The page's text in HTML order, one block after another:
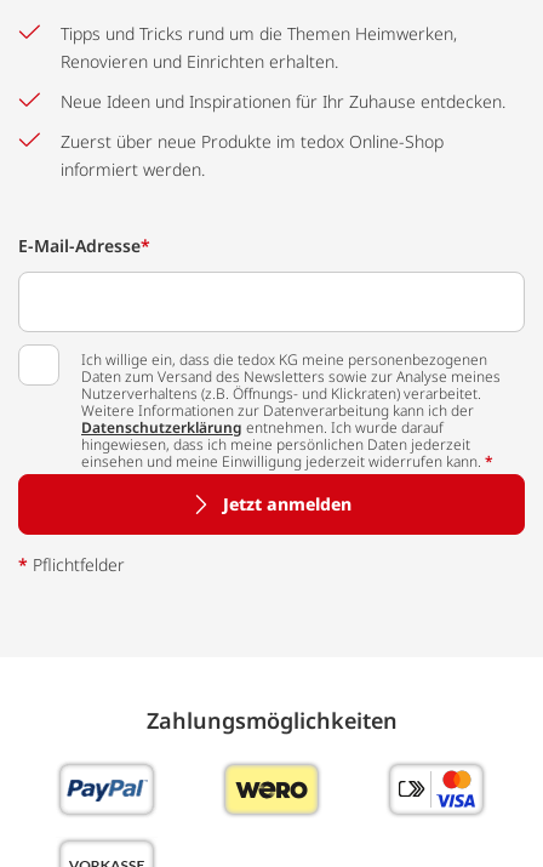
Tipps und Tricks rund um die Themen Heimwerken,
Renovieren und Einrichten erhalten.
Neue Ideen und Inspirationen für Ihr Zuhause entdecken.
Zuerst über neue Produkte im tedox Online-Shop
informiert werden.
E-Mail-Adresse*
Ich willige ein, dass die tedox KG meine personenbezogenen
Daten zum Versand des Newsletters sowie zur Analyse meines
Nutzerverhaltens (z.B. Öffnungs- und Klickraten) verarbeitet.
Weitere Informationen zur Datenverarbeitung kann ich der
Datenschutzerklärung entnehmen. Ich wurde darauf
hingewiesen, dass ich meine persönlichen Daten jederzeit
einsehen und meine Einwilligung jederzeit widerrufen kann. *
Jetzt anmelden
* Pflichtfelder
Zahlungs­möglich­keiten